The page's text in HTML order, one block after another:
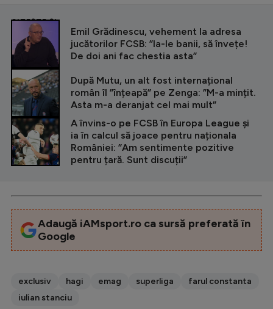
CITEȘTE ȘI
Emil Grădinescu, vehement la adresa
jucătorilor FCSB: ”Ia-le banii, să învețe!
De doi ani fac chestia asta”
După Mutu, un alt fost internațional
român îl ”înțeapă” pe Zenga: ”M-a mințit.
Asta m-a deranjat cel mai mult”
A învins-o pe FCSB în Europa League și
ia în calcul să joace pentru naționala
României: ”Am sentimente pozitive
pentru țară. Sunt discuții”
Adaugă iAMsport.ro ca sursă preferată în
Google
exclusiv hagi emag superliga
farul constanta
iulian stanciu